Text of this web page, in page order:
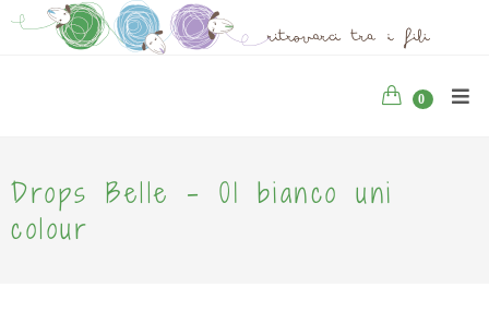
0
Drops Belle - 01 bianco uni
colour